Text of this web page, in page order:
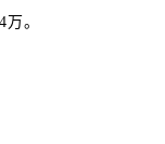
。